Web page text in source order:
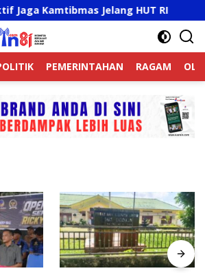
Jelang HUT RI
PEMERINTAHAN RAGAM